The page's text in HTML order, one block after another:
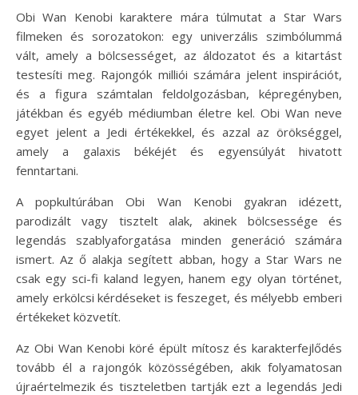
Obi Wan Kenobi karaktere mára túlmutat a Star Wars
filmeken és sorozatokon: egy univerzális szimbólummá
vált, amely a bölcsességet, az áldozatot és a kitartást
testesíti meg. Rajongók milliói számára jelent inspirációt,
és a figura számtalan feldolgozásban, képregényben,
játékban és egyéb médiumban életre kel. Obi Wan neve
egyet jelent a Jedi értékekkel, és azzal az örökséggel,
amely a galaxis békéjét és egyensúlyát hivatott
fenntartani.
A popkultúrában Obi Wan Kenobi gyakran idézett,
parodizált vagy tisztelt alak, akinek bölcsessége és
legendás szablyaforgatása minden generáció számára
ismert. Az ő alakja segített abban, hogy a Star Wars ne
csak egy sci-fi kaland legyen, hanem egy olyan történet,
amely erkölcsi kérdéseket is feszeget, és mélyebb emberi
értékeket közvetít.
Az Obi Wan Kenobi köré épült mítosz és karakterfejlődés
tovább él a rajongók közösségében, akik folyamatosan
újraértelmezik és tiszteletben tartják ezt a legendás Jedi